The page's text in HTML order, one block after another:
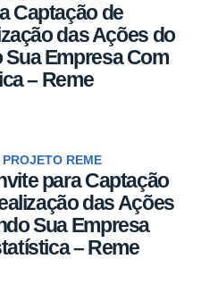
Captação de
das Ações do
Empresa Com
– Reme
REME
para Captação
das Ações
Sua Empresa
– Reme